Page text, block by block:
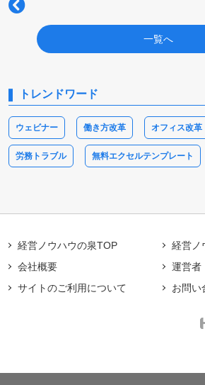
一覧へ
トレンドワード
ウェビナー 働き方改革 オフィス改革
労務トラブル 無料エクセルテンプレート
経営ノウハウの泉TOP
経営ノ
会社概要
運営者
サイトのご利用について
お問い